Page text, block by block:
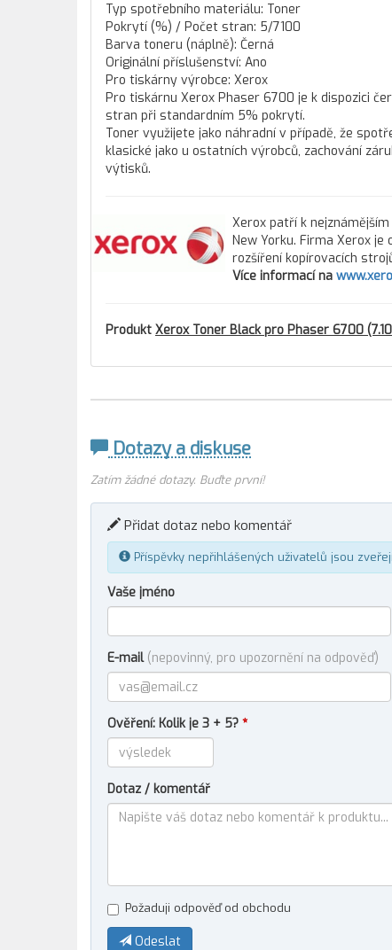
Typ spotřebního materiálu: Toner
Pokrytí (%) / Počet stran: 5/7100
Barva toneru (náplně): Černá
Originální příslušenství: Ano
Pro tiskárny výrobce: Xerox
Pro tiskárnu Xerox Phaser 6700 je k dispozici
stran při standardním 5% pokrytí.
Toner využijete jako náhradní v případě, že
klasické jako u ostatních výrobců, zachování
výtisků.
Xerox patří k
New Yorku. Firma Xerox
rozšíření kopírovacích
Více informací na
Produkt Xerox Toner Black pro Phaser 6700
Dotazy a diskuse
Zatím žádné dotazy. Buďte první!
Přidat dotaz nebo komentář
Příspěvky nepřihlášených uživatelů jsou
Vaše jméno
E-mail (nepovinný, pro upozornění na odpověď)
Ověření: Kolik je 3 + 5? *
Dotaz / komentář
Požaduji odpověď od obchodu
Odeslat